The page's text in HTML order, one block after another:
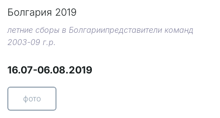
Болгария 2019
летние сборы в Болгариипредставители команд
2003-09 г.р.
16.07-06.08.2019
фото